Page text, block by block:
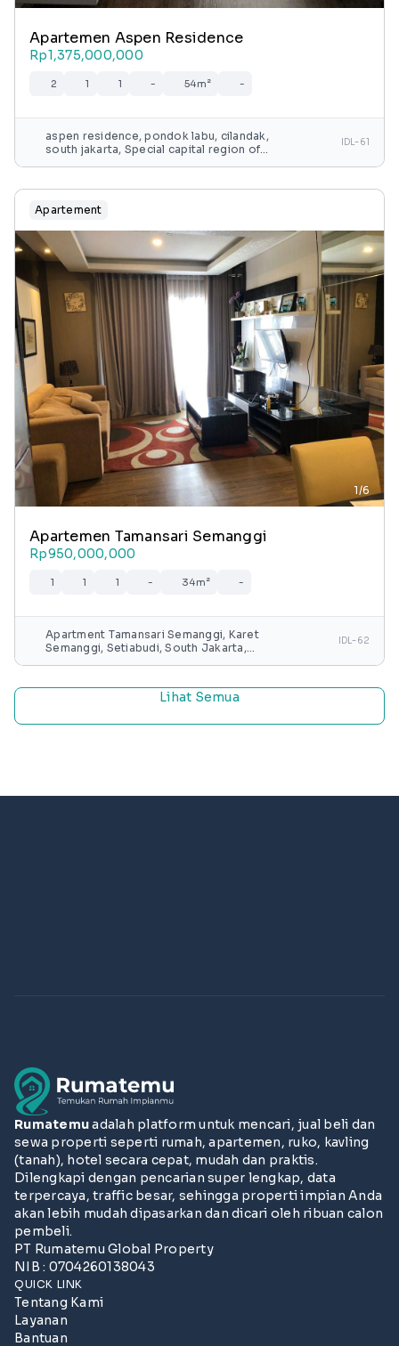
Apartemen Aspen Residence
Rp1,375,000,000
2 1 1 - 54m² -
aspen residence, pondok labu, cilandak,
south jakarta, Special capital region of
IDL-61
Apartement
1/6
Apartemen Tamansari Semanggi
Rp950,000,000
1 1 1 - 34m² -
Apartment Tamansari Semanggi, Karet
Semanggi, Setiabudi, South Jakarta,
IDL-62
Lihat Semua
Rumatemuadalah platform untuk mencari, jual beli dan
sewa properti seperti rumah, apartemen, ruko, kavling
(tanah), hotel secara cepat, mudah dan praktis.
Dilengkapi dengan pencarian super lengkap, data
terpercaya, traffic besar, sehingga properti impian Anda
akan lebih mudah dipasarkan dan dicari oleh ribuan calon
pembeli.
PT Rumatemu Global Property
NIB : 0704260138043
QUICK LINK
Tentang Kami
Layanan
Bantuan